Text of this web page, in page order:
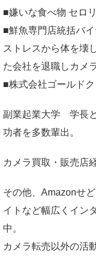
■嫌いな食べ物 セロ
■鮮魚専門店統括バ
ストレスから体を壊
た会社を退職しカメ
■株式会社ゴールド
副業起業大学 学長
功者を多数輩出。
カメラ買取・販売店
その他、Amazonせ
イトなど幅広くイン
中。
カメラ転売以外の活